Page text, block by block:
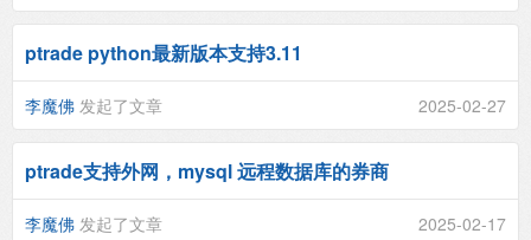
ptrade python最新版本支持3.11
李魔佛 发起了文章 2025-02-27
ptrade支持外网，mysql 远程数据库的券商
李魔佛 发起了文章 2025-02-17